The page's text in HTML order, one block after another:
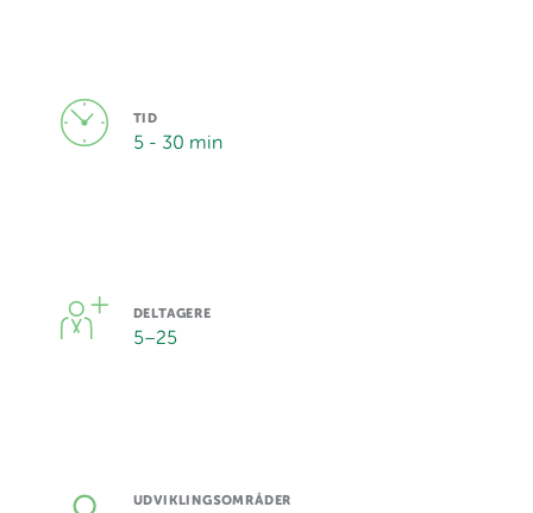
TID
5 - 30 min
DELTAGERE
5–25
UDVIKLINGSOMRÅDER